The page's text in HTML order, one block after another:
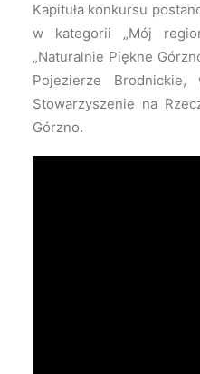
Kapituła konkursu
w kategorii „Mój
„Naturalnie Piękne
Pojezierze Brodnickie,
Stowarzyszenie na
Górzno.